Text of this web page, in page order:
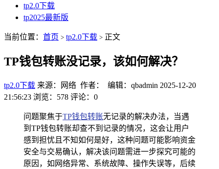
tp2.0下载
tp2025最新版
当前位置： 首页 > tp2.0下载 > 正文
TP钱包转账没记录，该如何解决？
tp2.0下载 来源：网络 作者： 编辑：qbadmin 2025-12-20
21:56:23 浏览：578 评论：0
问题聚焦于TP钱包转账无记录的解决办法，当遇
到TP钱包转账却查不到记录的情况，这会让用户
感到担忧且不知如何是好，这种问题可能影响资金
安全与交易确认，解决该问题需进一步探究可能的
原因，如网络异常、系统故障、操作失误等，后续